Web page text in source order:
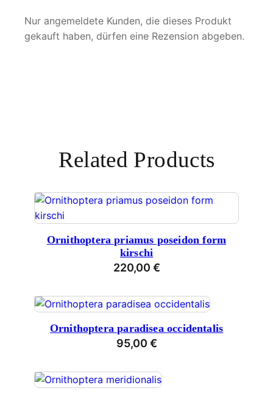
M
e
Nur angemeldete Kunden, die dieses Produkt
gekauft haben, dürfen eine Rezension abgeben.
Related Products
Ornithoptera priamus poseidon form
kirschi
220,00 €
Ornithoptera paradisea occidentalis
95,00 €